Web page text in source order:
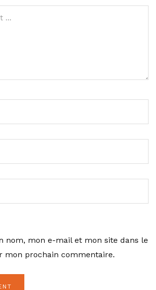
nom, mon e-mail et mon site dans le
mon prochain commentaire.